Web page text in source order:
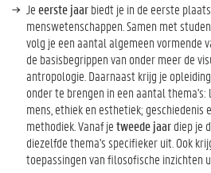
Jeeerste jaarbiedt je in de eerste
menswetenschappen. Samen met
volg je een aantal algemeen vormende
de basisbegrippen van onder meer de
antropologie. Daarnaast krijg je
onder te brengen in een aantal thema's:
mens, ethiek en esthetiek; geschiedenis
methodiek. Vanaf jetweede jaardiep je
diezelfde thema's specifieker uit. Ook
toepassingen van filosofische inzichten